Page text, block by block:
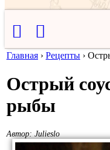
Главная › Рецепты ›
Острый
рыбы
Автор: Julieslo